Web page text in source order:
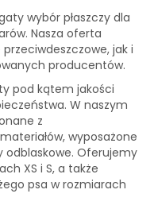
wybór płaszczy dla
Nasza oferta
jak i
producentów.
pod kątem jakości
W naszym
z
wyposażone
odblaskowe. Oferujemy
XS i S, a także
psa w rozmiarach